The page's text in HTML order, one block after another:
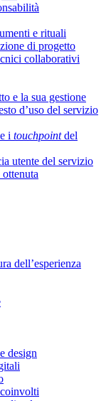
e rituali
di progetto
collaborativi
e la sua gestione
d’uso del servizio
i touchpointdel
utente del servizio
dell’esperienza
design